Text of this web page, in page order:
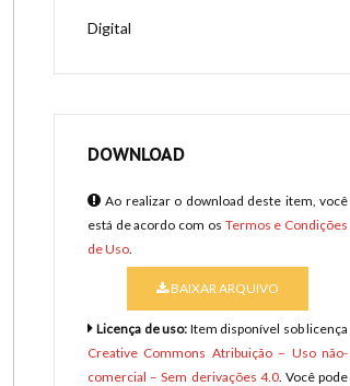
Digital
DOWNLOAD
Ao realizar o download deste item, você
está de acordo com os Termos e Condições
de Uso.
BAIXAR ARQUIVO
Licença de uso: Item disponível sob licença
Creative Commons Atribuição – Uso não-
comercial – Sem derivações 4.0. Você pode